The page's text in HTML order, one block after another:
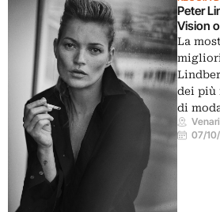
Peter
Vision
La
dei più
di
07/